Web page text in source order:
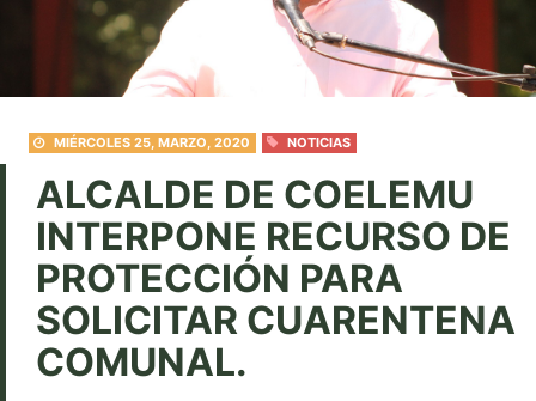
MIÉRCOLES 25, MARZO, 2020 NOTICIAS
ALCALDE DE COELEMU
INTERPONE RECURSO DE
PROTECCIÓN PARA
SOLICITAR CUARENTENA
COMUNAL.